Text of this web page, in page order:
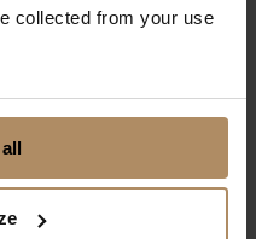
collected from your use
sted for alle typer
kurs i mer enn 30 år og
og blir tilrettelagt for